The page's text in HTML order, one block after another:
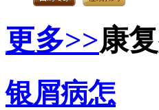
更多>>康
银屑病怎